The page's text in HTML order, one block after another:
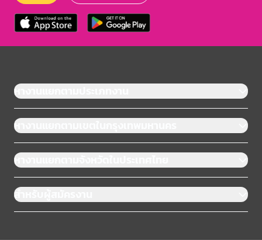
หางานแยกตามประเภทงาน
หางานแยกตามเขตในกรุงเทพมหานคร
หางานแยกตามจังหวัดในประเทศไทย
สำหรับผู้สมัครงาน